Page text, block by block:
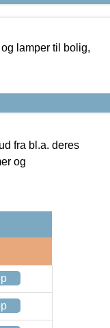
lamper til bolig,
fra bl.a. deres
og